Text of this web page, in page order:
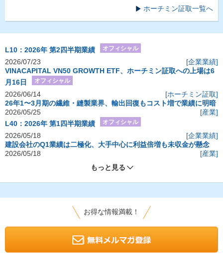
ホーチミン証取一覧へ
L10：2026年 第2四半期業績 オフィシャル
2026/07/23
[企業業績]
VINACAPITAL VN50 GROWTH ETF、ホーチミン証取への上場は6
月16日
オフィシャル
2026/06/14
[ホーチミン証取]
26年1〜3月期の繊維・縫製業界、輸出回復もコスト増で業績に明暗
2026/05/25
[産業]
L40：2026年 第1四半期業績
オフィシャル
2026/05/18
[企業業績]
建設会社のQ1業績は二極化、大手中心に利益倍増も未収金が懸念
2026/05/18
[産業]
もっと見る
お得な情報満載！